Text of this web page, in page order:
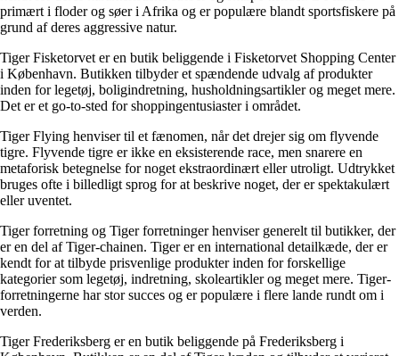
primært i floder og søer i Afrika og er populære blandt sportsfiskere på
grund af deres aggressive natur.
Tiger Fisketorvet er en butik beliggende i Fisketorvet Shopping Center
i København. Butikken tilbyder et spændende udvalg af produkter
inden for legetøj, boligindretning, husholdningsartikler og meget mere.
Det er et go-to-sted for shoppingentusiaster i området.
Tiger Flying henviser til et fænomen, når det drejer sig om flyvende
tigre. Flyvende tigre er ikke en eksisterende race, men snarere en
metaforisk betegnelse for noget ekstraordinært eller utroligt. Udtrykket
bruges ofte i billedligt sprog for at beskrive noget, der er spektakulært
eller uventet.
Tiger forretning og Tiger forretninger henviser generelt til butikker, der
er en del af Tiger-chainen. Tiger er en international detailkæde, der er
kendt for at tilbyde prisvenlige produkter inden for forskellige
kategorier som legetøj, indretning, skoleartikler og meget mere. Tiger-
forretningerne har stor succes og er populære i flere lande rundt om i
verden.
Tiger Frederiksberg er en butik beliggende på Frederiksberg i